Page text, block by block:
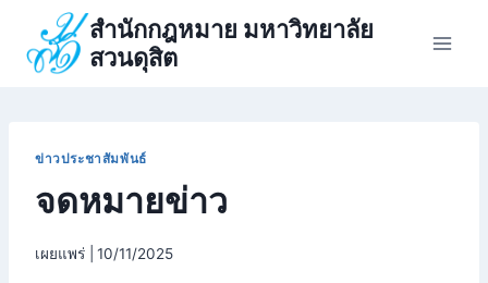
content
สำนักกฎหมาย มหาวิทยาลัย
สวนดุสิต
ข่าวประชาสัมพันธ์
จดหมายข่าว
เผยแพร่ | 10/11/2025